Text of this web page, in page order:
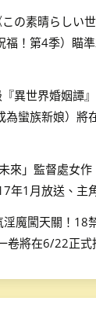
の素晴らしい
福！第4季）瞄
異世界婚姻譚
為蠻族新娘）將
來」監督處女
年1月放送、主
魔闖天關！18
卷將在6/22正式